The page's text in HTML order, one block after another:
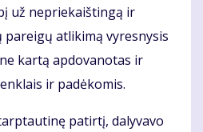
už nepriekaištingą ir
atlikimą vyresnysis
kartą apdovanotas ir
ir padėkomis.
patirtį, dalyvavo